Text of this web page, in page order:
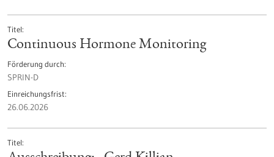
Titel
Continuous Hormone Monitoring
Förderung durch
SPRIN-D
Einreichungsfrist
26.06.2026
Titel